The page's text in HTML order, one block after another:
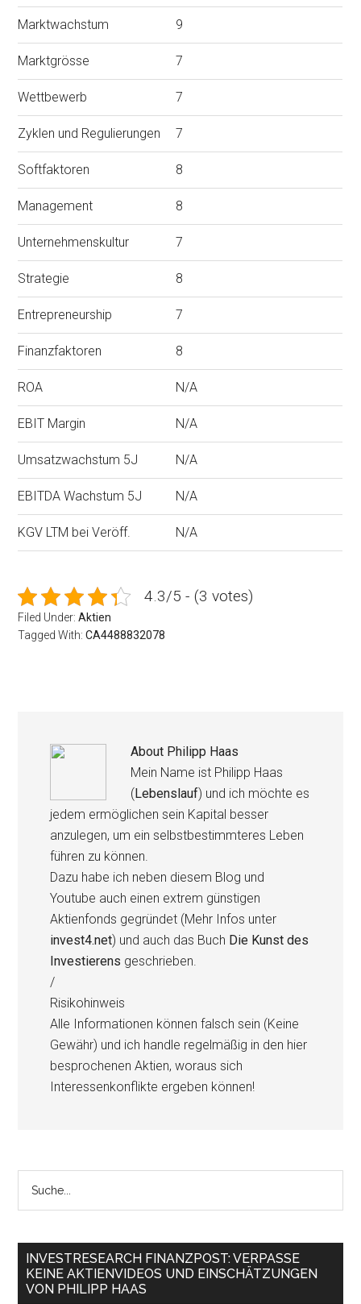
Marktwachstum 9
Marktgrösse 7
Wettbewerb 7
Zyklen und Regulierungen 7
Softfaktoren 8
Management 8
Unternehmenskultur 7
Strategie 8
Entrepreneurship 7
Finanzfaktoren 8
ROA N/A
EBIT Margin N/A
Umsatzwachstum 5J N/A
EBITDA Wachstum 5J N/A
KGV LTM bei Veröff. N/A
4.3/5 - (3 votes)
Filed Under:Aktien
Tagged With:CA4488832078
About Philipp Haas
Mein Name ist Philipp Haas
( Lebenslauf) und ich möchte es
jedem ermöglichen sein Kapital besser
anzulegen, um ein selbstbestimmteres Leben
führen zu können.
Dazu habe ich neben diesem Blog und
Youtube auch einen extrem günstigen
Aktienfonds gegründet (Mehr Infos unter
invest4.net) und auch das Buch Die Kunst des
Investierens geschrieben.
/
Risikohinweis
Alle Informationen können falsch sein (Keine
Gewähr) und ich handle regelmäßig in den hier
besprochenen Aktien, woraus sich
Interessenkonflikte ergeben können!
INVESTRESEARCH FINANZPOST: VERPASSE
KEINE AKTIENVIDEOS UND EINSCHÄTZUNGEN
VON PHILIPP HAAS